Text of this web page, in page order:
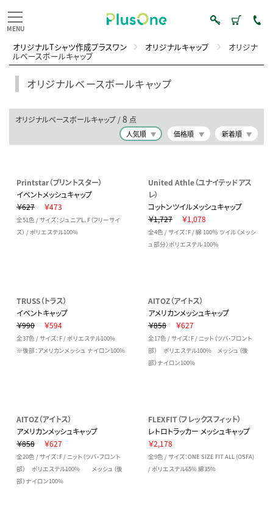
オリジナルTシャツ作成プラスワン オリジナルキャップ オリジナ
ルベースボールキャップ
オリジナルベースボールキャップ
オリジナルベースボールキャップ /8 点
人気順 価格順 新着順
Printstar（プリントスター）
イベントメッシュキャップ
￥627
￥473
全51色 / サイズ：ジュニアL、F（フリーサイ
ズ） / ポリエステル100%
United Athle（ユナイテッドアス
レ）
コットンツイルメッシュキャップ
￥1,727
￥1,078
全4色 / サイズ：F / 綿 100％ ツイル 〈メッシ
ュ部分〉ポリエステル 100％
TRUSS（トラス）
イベントキャップ
￥990
￥594
全37色 / サイズ：F / ポリエステル100%
※後部：アメリカンメッシュ ナイロン100%
AITOZ（アイトス）
アメリカンメッシュキャップ
￥858
￥627
全17色 / サイズ：F / ニット（ツバ・フロント
部） ポリエステル100% メッシュ（後
部）ナイロン100%
AITOZ（アイトス）
アメリカンメッシュキャップ
￥858
￥627
全20色 / サイズ：F / ニット（ツバ・フロント
部） ポリエステル100% メッシュ（後
部）ナイロン100%
FLEXFIT（フレックスフィット）
レトロトラッカー メッシュキャップ
￥2,178
全9色 / サイズ：ONE SIZE FIT ALL (OSFA)
/ ポリエステル65% 綿35%